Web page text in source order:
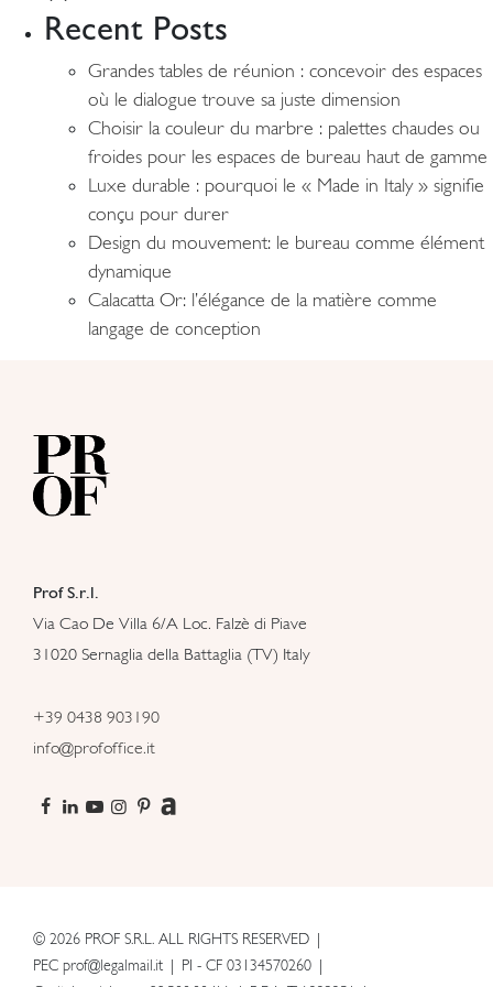
Recent Posts
Grandes tables de réunion : concevoir des espaces
où le dialogue trouve sa juste dimension
Choisir la couleur du marbre : palettes chaudes ou
froides pour les espaces de bureau haut de gamme
Luxe durable : pourquoi le « Made in Italy » signifie
conçu pour durer
Design du mouvement: le bureau comme élément
dynamique
Calacatta Or: l’élégance de la matière comme
langage de conception
Prof S.r.l.
Via Cao De Villa 6/A Loc. Falzè di Piave
31020 Sernaglia della Battaglia (TV) Italy
+39 0438 903190
info@profoffice.it
© 2026 PROF S.R.L. ALL RIGHTS RESERVED
PEC prof@legalmail.it
PI - CF 03134570260